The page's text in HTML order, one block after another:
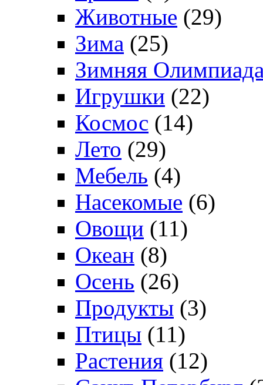
Животные (29)
Зима (25)
Зимняя
Игрушки (22)
Космос (14)
Лето (29)
Мебель (4)
Насекомые (6)
Овощи (11)
Океан (8)
Осень (26)
Продукты (3)
Птицы (11)
Растения (12)